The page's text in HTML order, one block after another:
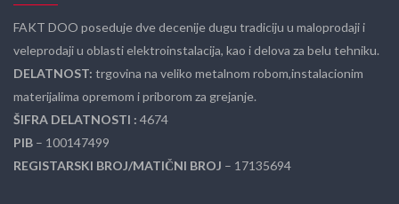
FAKT DOO poseduje dve decenije dugu tradiciju u maloprodaji i
veleprodaji u oblasti elektroinstalacija, kao i delova za belu tehniku.
DELATNOST: trgovina na veliko metalnom robom,instalacionim
materijalima opremom i priborom za grejanje.
ŠIFRA DELATNOSTI : 4674
PIB – 100147499
REGISTARSKI BROJ/MATIČNI BROJ – 17135694